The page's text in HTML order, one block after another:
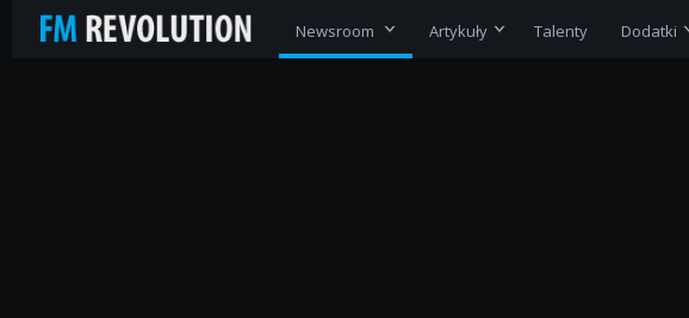
Newsroom Artykuły Talenty Dodatki